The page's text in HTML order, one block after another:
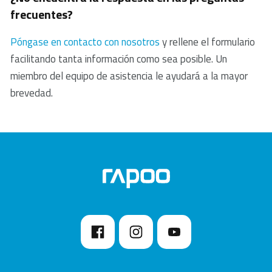
eléctrica estándar o un paño húmedo.
frecuentes?
Póngase en contacto con nosotrosy rellene el formulario
facilitando tanta información como sea posible. Un
miembro del equipo de asistencia le ayudará a la mayor
brevedad.